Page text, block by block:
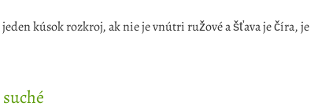
kúsok rozkroj, ak nie je vnútri ružové a šťava je číra, je